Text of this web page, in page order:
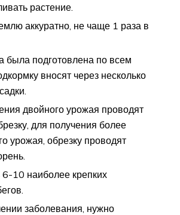
растение.
аккуратно, не чаще 1 раза в
была подготовлена по всем
вносят через несколько
двойного урожая проводят
для получения более
урожая, обрезку проводят
6-10 наиболее крепких
заболевания, нужно